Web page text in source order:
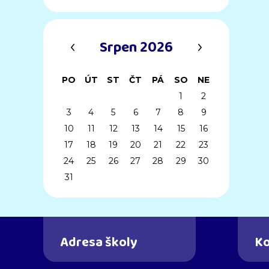
Srpen 2026
PO ÚT ST ČT PÁ SO
NE
1
2
3
4 5 6 7 8
9
10
11 12 13 14 15
16
17
18 19 20 21 22
23
24
25 26 27 28 29
30
31
Adresa školy